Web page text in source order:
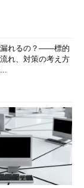
漏れるの？――標的
れ、対策の考え方